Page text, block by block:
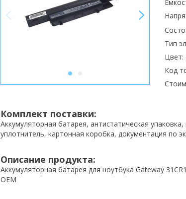
1
Тип
Цвет:
Код
Комплект поставки:
Аккумуляторная батарея, антистатическая
уплотнитель, картонная коробка, документация по
Описание продукта:
Аккумуляторная батарея для ноутбука Gateway
OEM